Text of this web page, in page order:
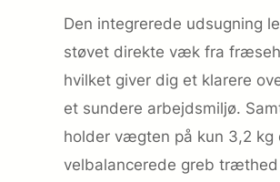
Den integrerede udsugning
støvet direkte væk fra
hvilket giver dig et klarere
et sundere arbejdsmiljø.
holder vægten på kun 3,2 kg
velbalancerede greb